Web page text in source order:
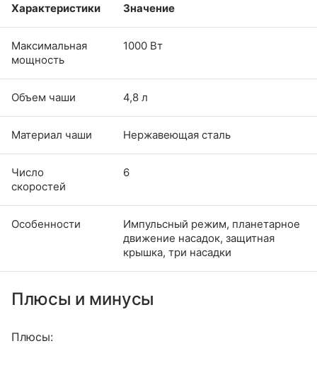
Характеристики Значение
Максимальная
мощность
1000 Вт
Объем чаши 4,8 л
Материал чаши Нержавеющая сталь
Число
скоростей
6
Особенности
Импульсный режим, планетарное
движение насадок, защитная
крышка, три насадки
Плюсы и минусы
Плюсы: